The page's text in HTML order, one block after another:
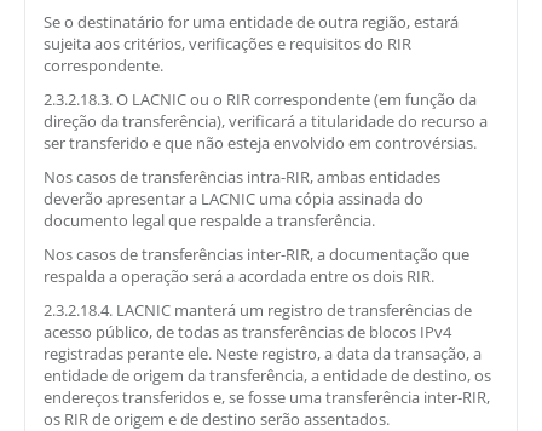
Se o destinatário for uma entidade de outra região, estará
sujeita aos critérios, verificações e requisitos do RIR
correspondente.
2.3.2.18.3. O LACNIC ou o RIR correspondente (em função da
direção da transferência), verificará a titularidade do recurso a
ser transferido e que não esteja envolvido em controvérsias.
Nos casos de transferências intra-RIR, ambas entidades
deverão apresentar a LACNIC uma cópia assinada do
documento legal que respalde a transferência.
Nos casos de transferências inter-RIR, a documentação que
respalda a operação será a acordada entre os dois RIR.
2.3.2.18.4. LACNIC manterá um registro de transferências de
acesso público, de todas as transferências de blocos IPv4
registradas perante ele. Neste registro, a data da transação, a
entidade de origem da transferência, a entidade de destino, os
endereços transferidos e, se fosse uma transferência inter-RIR,
os RIR de origem e de destino serão assentados.